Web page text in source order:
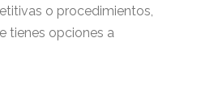
o procedimientos,
tienes opciones a